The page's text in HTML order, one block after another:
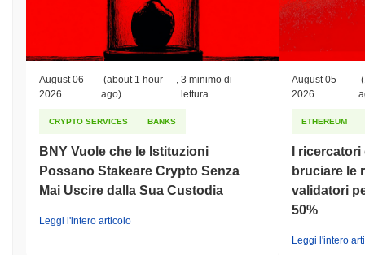
August 06
2026
(about 1 hour
ago)
, 3 minimo di
lettura
CRYPTO SERVICES BANKS
BNY Vuole che le Istituzioni
Possano Stakeare Crypto Senza
Mai Uscire dalla Sua Custodia
Leggi l'intero articolo
August 05
2026
ETHEREUM
I
bruciare le
validatori
50%
Leggi l'intero